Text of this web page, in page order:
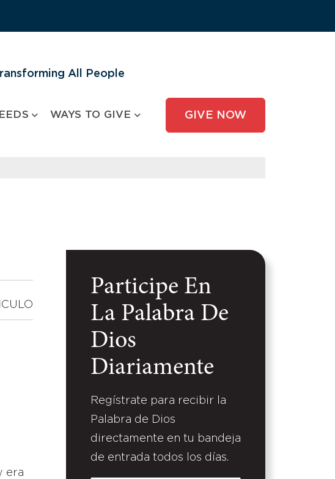
All People
WAYS TO GIVE GIVE NOW
era
Participe En
La Palabra De
Dios
Diariamente
Regístrate para recibir la
Palabra de Dios
directamente en tu bandeja
de entrada todos los días.